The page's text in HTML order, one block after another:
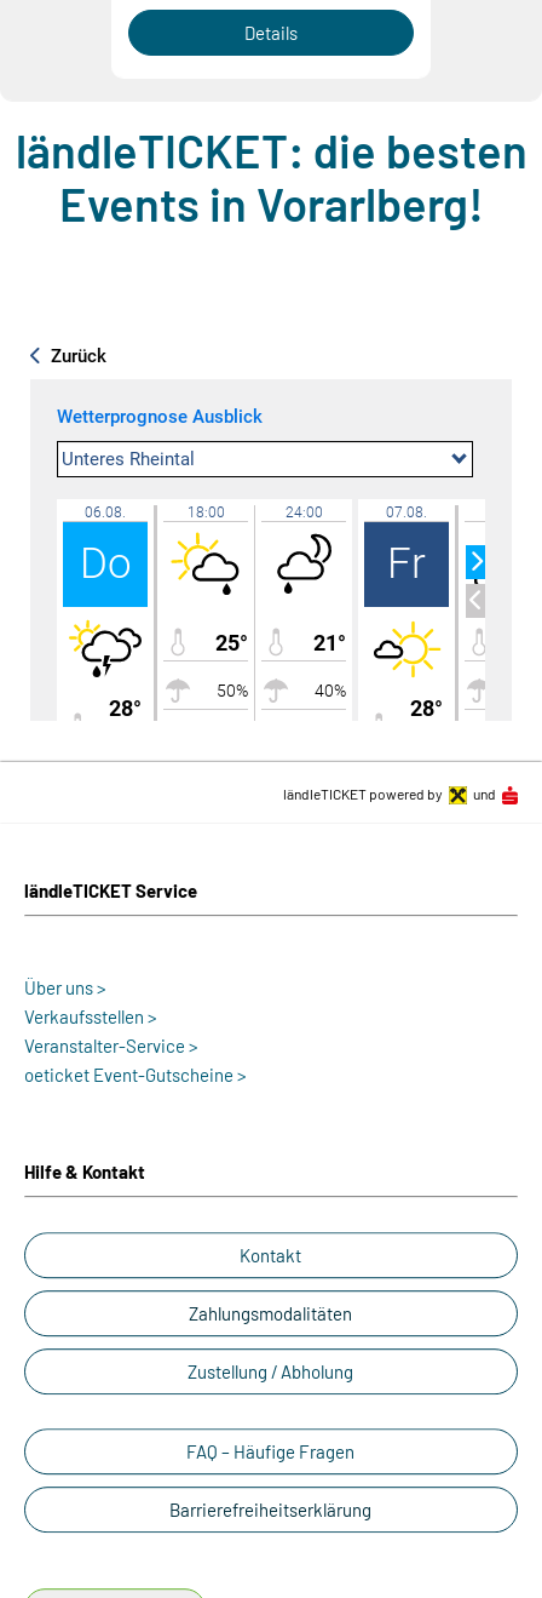
Details
ländleTICKET: die besten
Events in Vorarlberg!
ländleTICKET Service
Über uns >
Verkaufsstellen >
Veranstalter-Service >
oeticket Event-Gutscheine >
Hilfe & Kontakt
Kontakt
Zahlungsmodalitäten
Zustellung / Abholung
FAQ – Häufige Fragen
Barrierefreiheitserklärung
ländleTICKET powered by und